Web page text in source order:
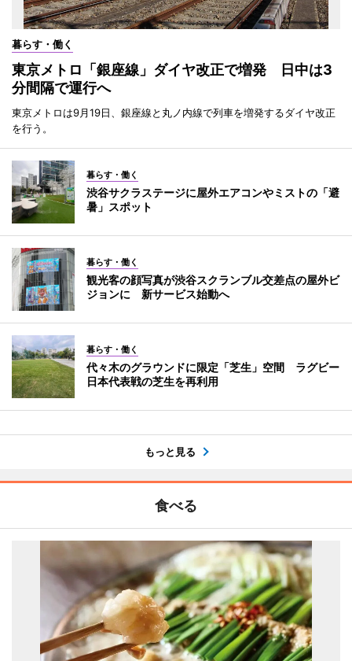
暮らす・働く
東京メトロ「銀座線」ダイヤ改正で増発 日中は3
分間隔で運行へ
東京メトロは9月19日、銀座線と丸ノ内線で列車を増発するダイヤ改正
を行う。
暮らす・働く
渋谷サクラステージに屋外エアコンやミストの「避
暑」スポット
暮らす・働く
観光客の顔写真が渋谷スクランブル交差点の屋外ビ
ジョンに 新サービス始動へ
暮らす・働く
代々木のグラウンドに限定「芝生」空間 ラグビー
日本代表戦の芝生を再利用
もっと見る
食べる